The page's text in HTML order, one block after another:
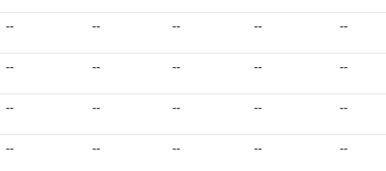
-- -- -- -- --
-- -- -- -- --
-- -- -- -- --
-- -- -- -- --